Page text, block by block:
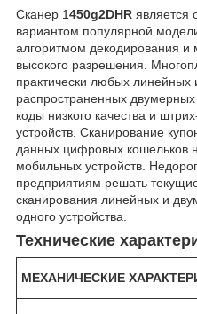
Сканер 1450g2DHR является
вариантом популярной
алгоритмом декодирования и
высокого разрешения.
практически любых линейных
распространенных
коды низкого качества и
устройств. Сканирование
данных цифровых кошельков
мобильных устройств.
предприятиям решать
сканирования линейных и
одного устройства.
Технические
МЕХАНИЧЕСКИЕ